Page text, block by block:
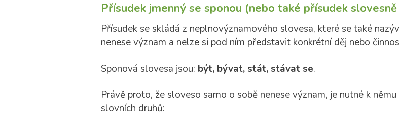
Přísudek jmenný se sponou (nebo také přísudek
Přísudek se skládá z neplnovýznamového slovesa, které se také
nenese význam a nelze si pod ním představit konkrétní děj nebo
Sponová slovesa jsou: být, bývat, stát, stávat se.
Právě proto, že sloveso samo o sobě nenese význam, je nutné k
slovních druhů: